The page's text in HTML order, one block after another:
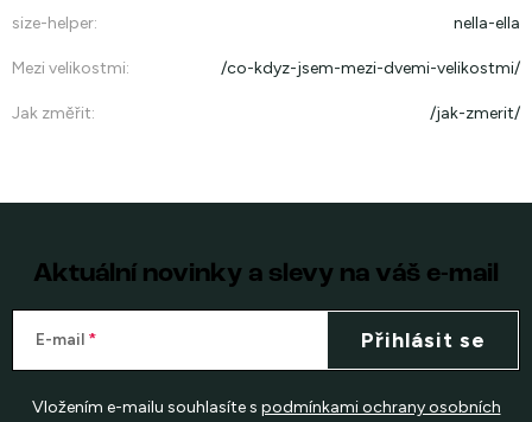
size-helper: nella-ella
Mezi velikostmi: /co-kdyz-jsem-mezi-dvemi-velikostmi/
Jak změřit: /jak-zmerit/
Aktuální novinky a slevy na váš e-mail
E-mail
Vložením e-mailu souhlasíte s podmínkami ochrany osobních
Přihlásit se